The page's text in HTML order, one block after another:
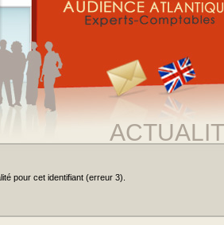
pour cet identifiant (erreur 3).